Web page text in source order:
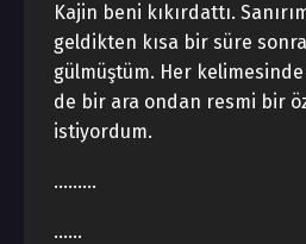
Kajin beni kıkırdattı.
geldikten kısa bir süre
gülmüştüm. Her
de bir ara ondan resmi bir
istiyordum.
………
……